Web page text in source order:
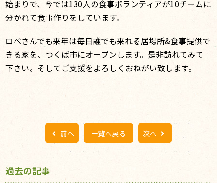
始まりで、今では130人の食事ボランティアが10チームに
分かれて食事作りをしています。
ロベさんでも来年は毎日誰でも来れる居場所&食事提供で
きる家を、つくば市にオープンします。是非訪れてみて
下さい。そしてご支援をよろしくおねがい致します。
前へ 一覧へ戻る 次へ
過去の記事